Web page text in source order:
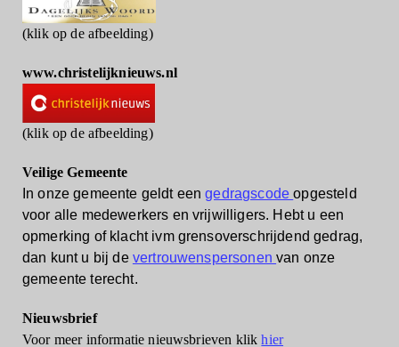
(klik op de afbeelding)
www.christelijknieuws.nl
(klik op de afbeelding)
Veilige Gemeente
In onze gemeente geldt eengedragscodeopgesteld
voor alle medewerkers en vrijwilligers. Hebt u een
opmerking of klacht ivm grensoverschrijdend gedrag,
dan kunt u bij de vertrouwenspersonenvan onze
gemeente terecht.
Nieuwsbrief
Voor meer informatie nieuwsbrieven klikhier